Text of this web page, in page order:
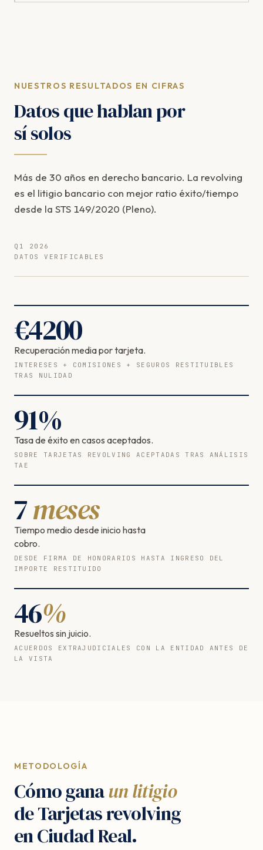
NUESTROS RESULTADOS EN CIFRAS
Datos que hablan por
sí solos
Más de 30 años en derecho bancario. La revolving
es el litigio bancario con mejor ratio éxito/tiempo
desde la STS 149/2020 (Pleno).
Q1 2026
DATOS VERIFICABLES
€4200
Recuperación media por tarjeta.
INTERESES + COMISIONES + SEGUROS RESTITUIBLES
TRAS NULIDAD
91%
Tasa de éxito en casos aceptados.
SOBRE TARJETAS REVOLVING ACEPTADAS TRAS ANÁLISIS
TAE
7meses
Tiempo medio desde inicio hasta
cobro.
DESDE FIRMA DE HONORARIOS HASTA INGRESO DEL
IMPORTE RESTITUIDO
46%
Resueltos sin juicio.
ACUERDOS EXTRAJUDICIALES CON LA ENTIDAD ANTES DE
LA VISTA
METODOLOGÍA
Cómo ganaun litigio
de Tarjetas revolving
en Ciudad Real.